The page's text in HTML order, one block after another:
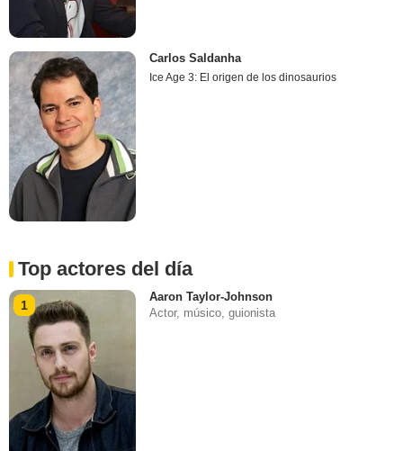
Carlos Saldanha
Ice Age 3: El origen de los dinosaurios
Top actores del día
1
Aaron Taylor-Johnson
Actor, músico, guionista